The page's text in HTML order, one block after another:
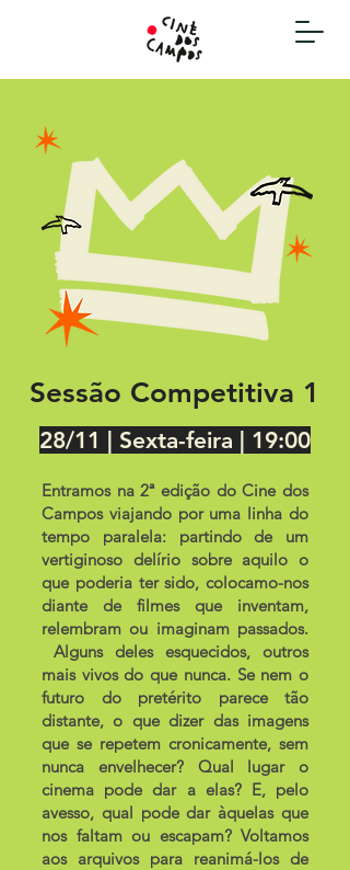
Sessão Competitiva 1
28/11 | Sexta-feira | 19:00
Entramos na 2ª edição do Cine dos
Campos viajando por uma linha do
tempo paralela: partindo de um
vertiginoso delírio sobre aquilo o
que poderia ter sido, colocamo-nos
diante de filmes que inventam,
relembram ou imaginam passados.
Alguns deles esquecidos, outros
mais vivos do que nunca. Se nem o
futuro do pretérito parece tão
distante, o que dizer das imagens
que se repetem cronicamente, sem
nunca envelhecer? Qual lugar o
cinema pode dar a elas? E, pelo
avesso, qual pode dar àquelas que
nos faltam ou escapam? Voltamos
aos arquivos para reanimá-los de